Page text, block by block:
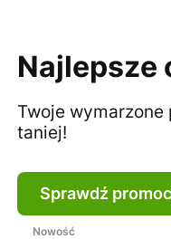
Najlepsze
Twoje
taniej!
Sprawdź
Nowość